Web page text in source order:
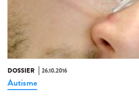
DOSSIER 26.10.2016
Autisme